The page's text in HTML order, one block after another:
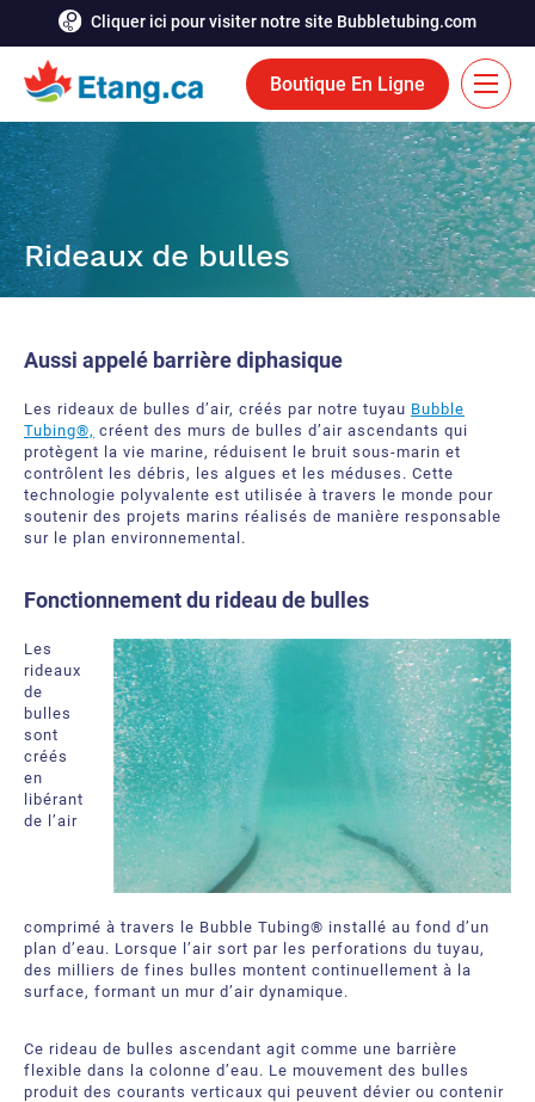
Cliquer ici pour visiter notre site Bubbletubing.com
Boutique En Ligne
EN
Solutions
Aération
Fontaines flottantes
Bioaugmentation
Outils et accessoires aquatiques
Rideaux de bulles
Services
Ressources
Carrière
Contactez-nous
Demandez une soumission
À propos
Certificats et Accréditations
Bureaux et partenaires internationaux
Foire aux Questions
Ressources téléchargeables
Rideaux de bulles
Aussi appelé barrière diphasique
Les rideaux de bulles d’air, créés par notre tuyau Bubble
Tubing®, créent des murs de bulles d’air ascendants qui
protègent la vie marine, réduisent le bruit sous-marin et
contrôlent les débris, les algues et les méduses. Cette
technologie polyvalente est utilisée à travers le monde pour
soutenir des projets marins réalisés de manière responsable
sur le plan environnemental.
Fonctionnementdu rideaude bulles
Les
rideaux
de
bulles
sont
créés
en
libérant
de l’air
comprimé à travers le Bubble Tubing® installé au fond d’un
plan d’eau. Lorsque l’air sort par les perforations du tuyau,
des milliers de fines bulles montent continuellement à la
surface, formant un mur d’air dynamique.
Ce rideau de bulles ascendant agit comme une barrière
flexible dans la colonne d’eau. Le mouvement des bulles
produit des courants verticaux qui peuvent dévier ou contenir